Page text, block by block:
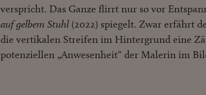
verspricht. Das Ganze flirrt nur so vor
auf gelbem Stuhl (2022) spiegelt. Zwar erfährt
die vertikalen Streifen im Hintergrund eine
potenziellen „Anwesenheit“ der Malerin im